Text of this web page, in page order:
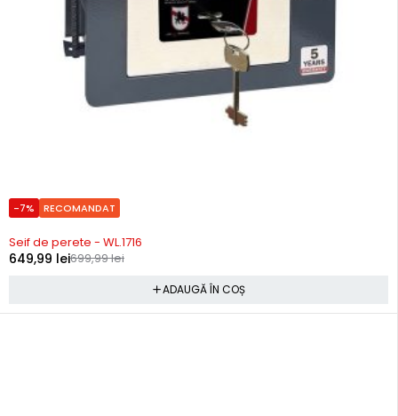
-7% RECOMANDAT
In stoc
Seif de perete - WL.1716
699,99lei
649,99 lei
ADAUGĂ ÎN COȘ